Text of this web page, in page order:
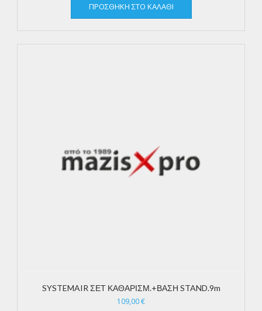
ΠΡΟΣΘΉΚΗ ΣΤΟ ΚΑΛΆΘΙ
SYSTEMAIR ΣΕΤ ΚΑΘΑΡΙΣΜ.+ΒΑΣΗ STAND.9m
109,00€